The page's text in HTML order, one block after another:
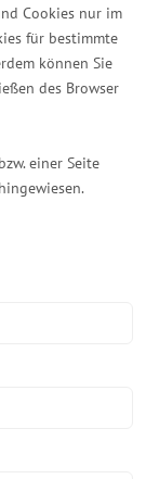
Cookies nur im
für bestimmte
können Sie
des Browser
einer Seite